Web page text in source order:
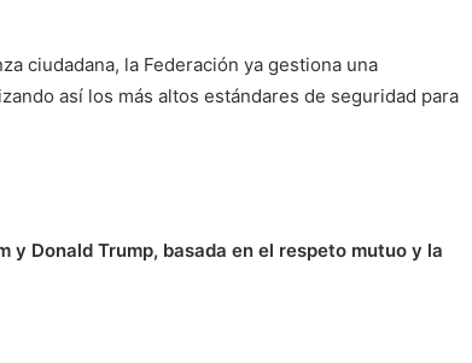
ciudadana, la Federación ya gestiona una
así los más altos estándares de seguridad para
y Donald Trump, basada en el respeto mutuo y la